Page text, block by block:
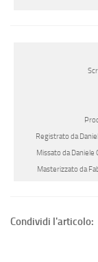
Registrato da
Missato da
Masterizzato da
Condividi l'articolo: